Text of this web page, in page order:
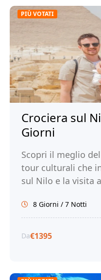
PIÙ VOTATI
Crociera sul
Giorni
Scopri il meglio
tour culturali che
sul Nilo e la visita
Prenota ora con
8 Giorni / 7 Notti
Da€1395